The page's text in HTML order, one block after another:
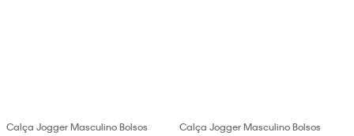
Calça Jogger Masculino Bolsos
Calça Jogger Masculino Bolsos